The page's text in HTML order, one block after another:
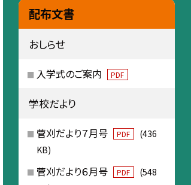
配布文書
おしらせ
入学式のご案内 PDF
学校だより
菅刈だより７月号 PDF
(436
KB)
菅刈だより６月号 PDF
(548